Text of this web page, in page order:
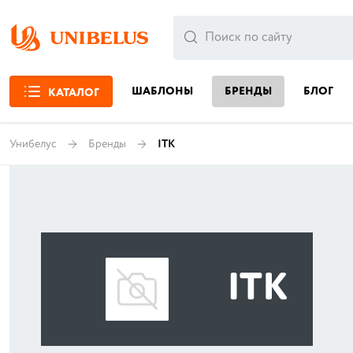
КАТАЛОГ ШАБЛОНЫ БРЕНДЫ БЛОГ
Унибелус Бренды ITK
ITK